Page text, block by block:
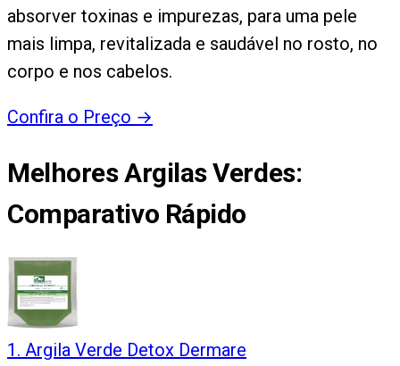
absorver toxinas e impurezas, para uma pele
mais limpa, revitalizada e saudável no rosto, no
corpo e nos cabelos.
Confira o Preço →
Melhores Argilas Verdes:
Comparativo Rápido
1 . Argila Verde Detox Dermare